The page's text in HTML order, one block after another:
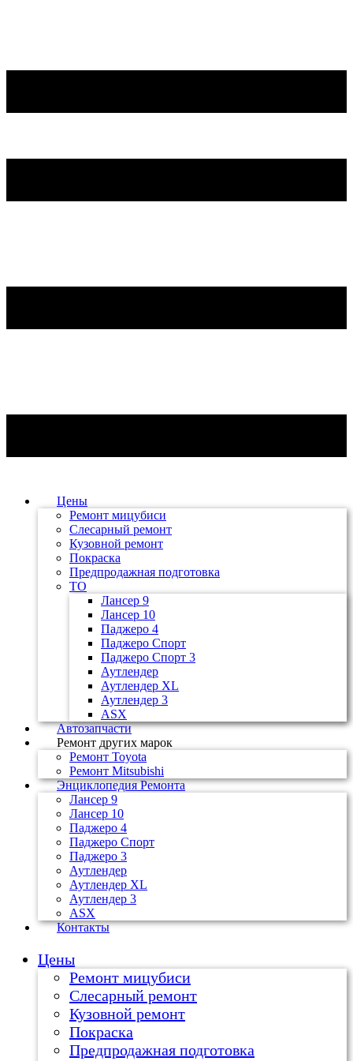
Цены
Ремонт мицубиси
Слесарный ремонт
Кузовной ремонт
Покраска
Предпродажная подготовка
ТО
Лансер 9
Лансер 10
Паджеро 4
Паджеро Спорт
Паджеро Спорт 3
Аутлендер
Аутлендер ХL
Аутлендер 3
ASX
Автозапчасти
Ремонт других марок
Ремонт Toyota
Ремонт Mitsubishi
Энциклопедия Ремонта
Лансер 9
Лансер 10
Паджеро 4
Паджеро Спорт
Паджеро 3
Аутлендер
Аутлендер ХL
Аутлендер 3
ASX
Контакты
Цены
Ремонт мицубиси
Слесарный ремонт
Кузовной ремонт
Покраска
Предпродажная подготовка